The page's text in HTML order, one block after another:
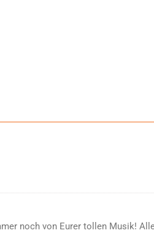
noch von Eurer tollen Musik!